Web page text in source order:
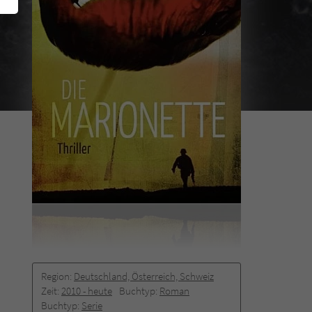
Region: Deutschland, Österreich, Schweiz
Zeit: 2010 -­ heute Buchtyp: Roman
Buchtyp: Serie